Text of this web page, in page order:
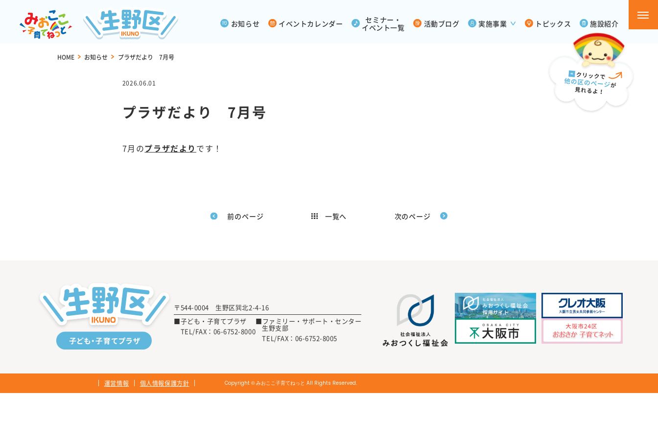
お知らせ イベントカレンダー
セミナー・
イベント一覧
活動ブログ 実施事業 トピックス 施設紹介
HOME > お知らせ > プラザだより 7月号
2026.06.01
プラザだより 7月号
7月のプラザだより です！
前のページ 一覧へ 次のページ
〒544-0004 生野区巽北2-4-16
■子ども・子育てプラザ
TEL/FAX： 06-6752-8000
■ファミリー・サポート・センター
生野支部
TEL/FAX： 06-6752-8005
運営情報 個人情報保護方針 Copyright © みおここ子育てねっと All Rights Reserved.